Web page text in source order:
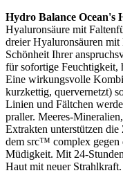
Hydro Balance Ocean's
Hyaluronsäure mit
dreier Hyaluronsäuren mit
Schönheit Ihrer
für sofortige Feuchtigkeit,
Eine wirkungsvolle
kurzkettig, quervernetzt)
Linien und Fältchen
praller. Meeres-
Extrakten unterstützen
dem src™ complex gegen
Müdigkeit. Mit 24-
Haut mit neuer Strahlkraft.